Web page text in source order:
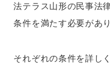
法テラス山形の民事法
条件を満たす必要があ
それぞれの条件を詳し